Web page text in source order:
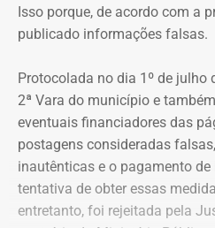
Hakme
10 Edmilson Suassuna da
11 Ricardo Cardoso dos
Isso porque, de acordo com a
publicado informações falsas.
Protocolada no dia 1º de julho
2ª Vara do município e
eventuais financiadores das
postagens consideradas
inautênticas e o pagamento
tentativa de obter essas
entretanto, foi rejeitada pela